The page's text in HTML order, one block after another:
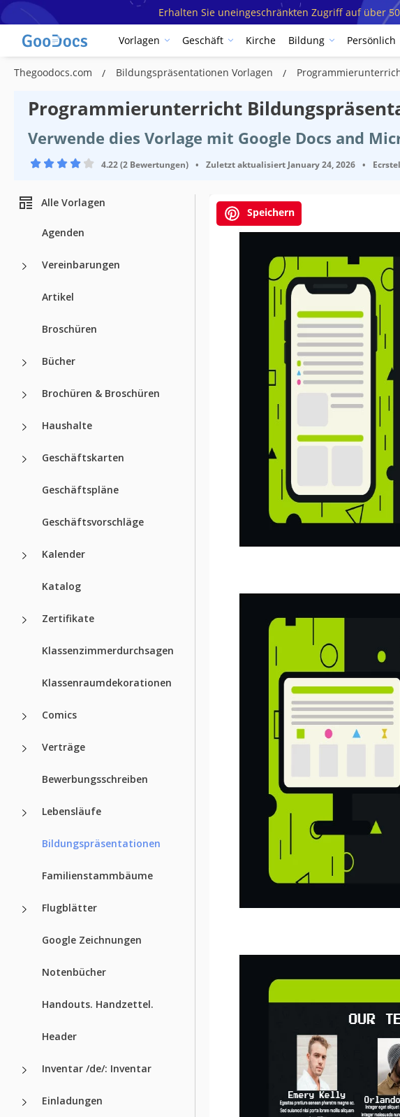
Erhalten Sie uneingeschränkten Zugriff auf über
Vorlagen Geschäft Kirche Bildung Persönlich
Thegoodocs.com Bildungspräsentationen Vorlagen
Programmierunterricht
Verwende dies Vorlage mit Google Docs and
4.22 (2 Bewertungen) • Zuletzt aktualisiert January 24, 2026 •
Alle Vorlagen
Agenden
Vereinbarungen
Artikel
Broschüren
Bücher
Brochüren & Broschüren
Haushalte
Geschäftskarten
Geschäftspläne
Geschäftsvorschläge
Kalender
Katalog
Zertifikate
Klassenzimmerdurchsagen
Klassenraumdekorationen
Comics
Verträge
Bewerbungsschreiben
Lebensläufe
Bildungspräsentationen
Familienstammbäume
Flugblätter
Google Zeichnungen
Notenbücher
Handouts. Handzettel.
Header
Inventar /de/: Inventar
Einladungen
Speichern